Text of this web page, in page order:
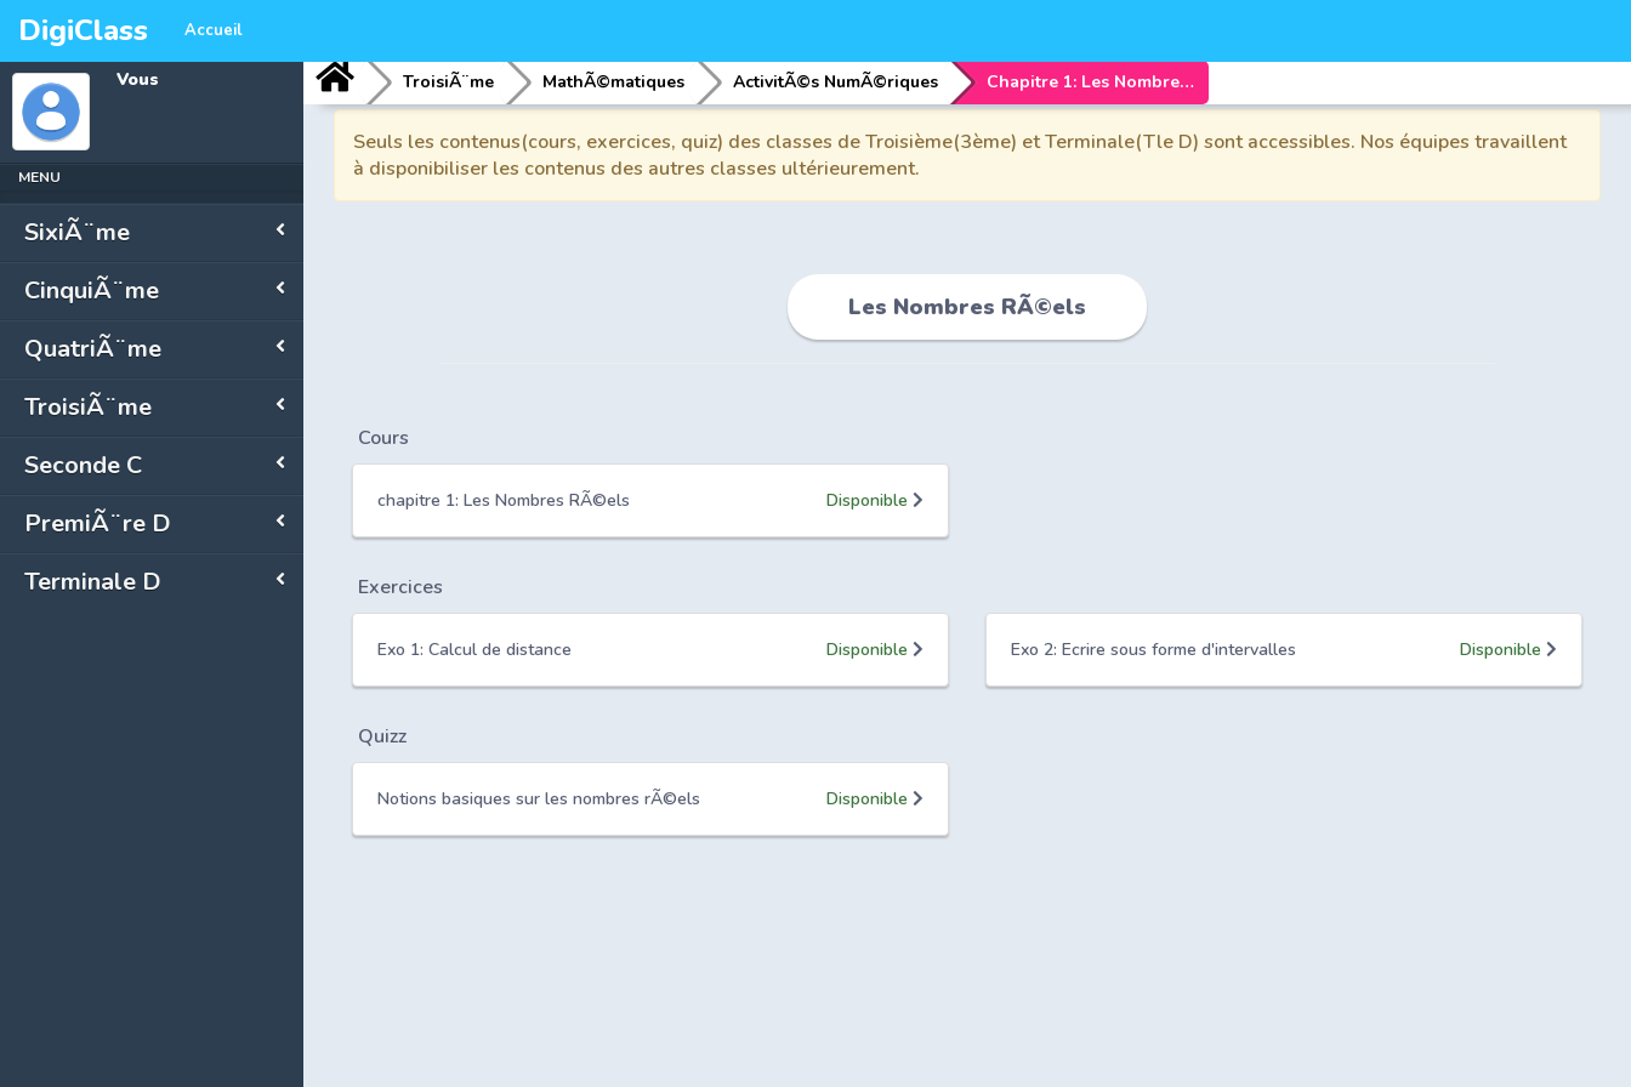
DigiClass Accueil
Vous
MENU
SixiÃ¨me
CinquiÃ¨me
QuatriÃ¨me
TroisiÃ¨me
Seconde C
PremiÃ¨re D
Terminale D
TroisiÃ¨me MathÃ©matiques ActivitÃ©s NumÃ©riques Chapitre 1: Les Nombres RÃ©els
Seuls les contenus(cours, exercices, quiz) des classes de Troisième(3ème) et Terminale(Tle D) sont accessibles. Nos équipes travaillent
à disponibiliser les contenus des autres classes ultérieurement.
Les Nombres RÃ©els
Cours
chapitre 1: Les Nombres RÃ©els Disponible
Exercices
Exo 1: Calcul de distance Disponible Exo 2: Ecrire sous forme d'intervalles Disponible
Quizz
Notions basiques sur les nombres rÃ©els Disponible